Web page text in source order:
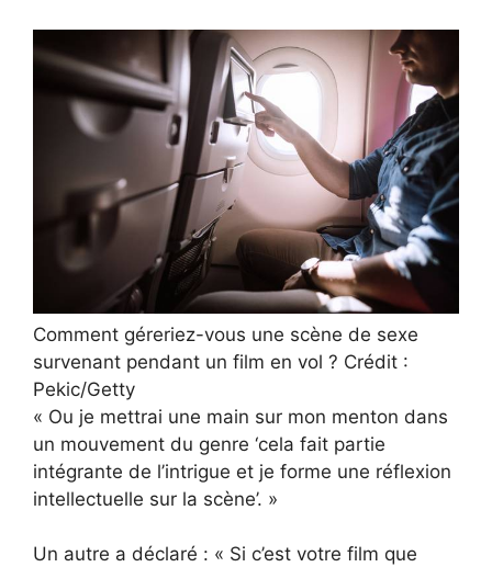
Comment géreriez-vous une scène de sexe
survenant pendant un film en vol ? Crédit :
Pekic/Getty
« Ou je mettrai une main sur mon menton dans
un mouvement du genre ‘cela fait partie
intégrante de l’intrigue et je forme une réflexion
intellectuelle sur la scène’. »
Un autre a déclaré : « Si c’est votre film que